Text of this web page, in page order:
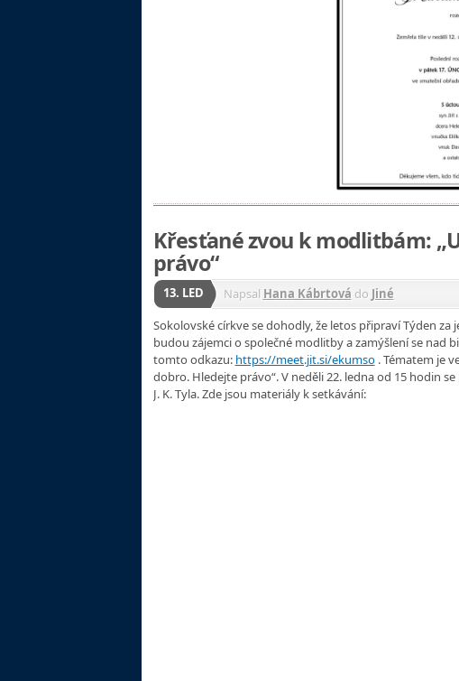
Křesťané zvou k modlitbám:
právo“
13. LED Napsal Hana Kábrtová do Jiné
Sokolovské církve se dohodly, že letos připraví Týden
budou zájemci o společné modlitby a zamýšlení se nad
tomto odkazu: https://meet.jit.si/ekumso. Tématem je
dobro. Hledejte právo“. V neděli 22. ledna od 15 hodin
J. K. Tyla. Zde jsou materiály k setkávání: